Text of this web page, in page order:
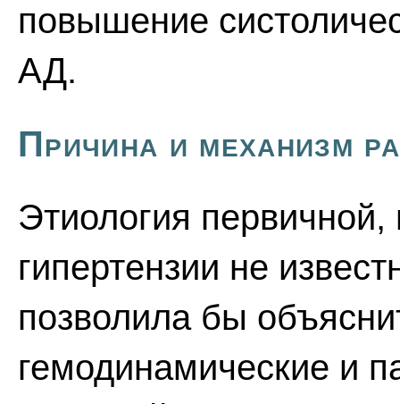
повышение
АД.
Причина и механизм
Этиология
гипертензии не
позволила бы
гемодинамические и